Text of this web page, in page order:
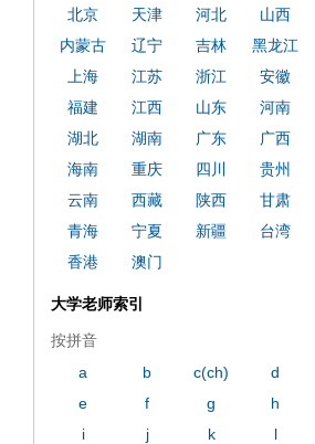
北京
天津 河北
山西
内蒙古
辽宁 吉林
黑龙江
上海
江苏 浙江
安徽
福建
江西 山东
河南
湖北
湖南 广东
广西
海南
重庆 四川
贵州
云南
西藏 陕西
甘肃
青海
宁夏 新疆
台湾
香港
澳门
大学老师索引
按拼音
a
b c(ch)
d
e
f g
h
i
j k
l